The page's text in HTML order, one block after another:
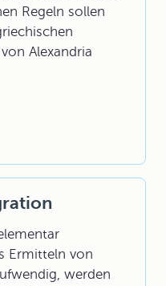
Regeln sollen
Alexandria
Ermitteln von
werden